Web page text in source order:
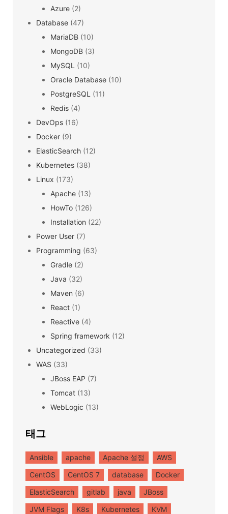
Azure (2)
Database (47)
MariaDB (10)
MongoDB (3)
MySQL (10)
Oracle Database (10)
PostgreSQL (11)
Redis (4)
DevOps (16)
Docker (9)
ElasticSearch (12)
Kubernetes (38)
Linux (173)
Apache (13)
HowTo (126)
Installation (22)
Power User (7)
Programming (63)
Gradle (2)
Java (32)
Maven (6)
React (1)
Reactive (4)
Spring framework (12)
Uncategorized (33)
WAS (33)
JBoss EAP (7)
Tomcat (13)
WebLogic (13)
태그
Ansible apache Apache 설정
AWS
CentOS
CentOS 7 database
Docker
ElasticSearch
gitlab java
JBoss
JVM Flags
K8s Kubernetes
KVM